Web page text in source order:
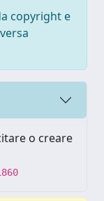
copyright e
o creare